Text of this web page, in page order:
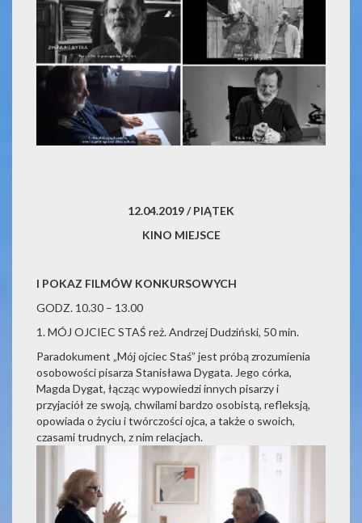
12.04.2019 / PIĄTEK
KINO MIEJSCE
I POKAZ FILMÓW KONKURSOWYCH
GODZ. 10.30 – 13.00
1. MÓJ OJCIEC STAŚ reż. Andrzej Dudziński, 50 min.
Paradokument „Mój ojciec Staś” jest próbą zrozumienia
osobowości pisarza Stanisława Dygata. Jego córka,
Magda Dygat, łącząc wypowiedzi innych pisarzy i
przyjaciół ze swoją, chwilami bardzo osobistą, refleksją,
opowiada o życiu i twórczości ojca, a także o swoich,
czasami trudnych, z nim relacjach.